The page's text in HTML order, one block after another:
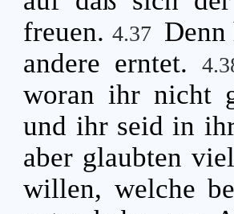
freuen.4.37
andere erntet.
woran ihr nicht
und ihr seid in
aber glaubten
willen, welche